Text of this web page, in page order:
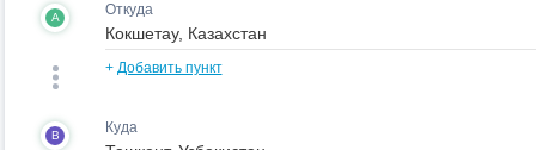
A Откуда
+ Добавить пункт
B Куда